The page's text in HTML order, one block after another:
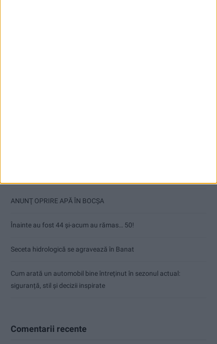
ANUNŢ OPRIRE APĂ ÎN BOCȘA
Înainte au fost 44 și-acum au rămas… 50!
Seceta hidrologică se agravează în Banat
Cum arată un automobil bine întreținut în sezonul actual:
siguranță, stil și decizii inspirate
Comentarii recente